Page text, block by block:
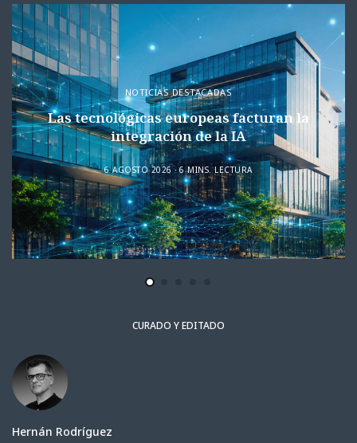
NOTICIAS DESTACADAS
Las tecnológicas europeas facturan la
integración de la IA
6 AGOSTO 2026 6 MINS. LECTURA
CURADO Y EDITADO
Hernán Rodríguez